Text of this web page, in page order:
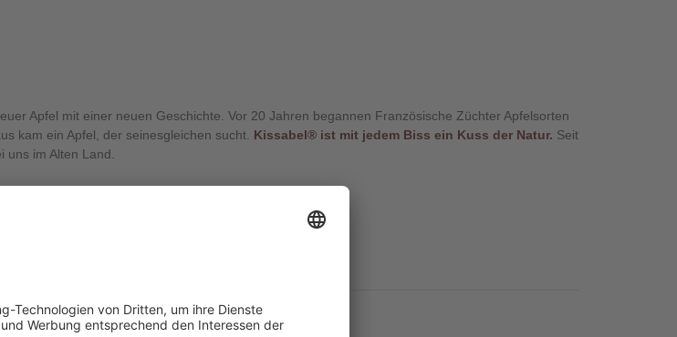
Apfel mit einer neuen Geschichte. Vor 20 Jahren begannen Französische Züchter Apfelsorten
kam ein Apfel, der seinesgleichen sucht. Kissabel® ist mit jedem Biss ein Kuss der Natur. Seit
im Alten Land.
PRODUKTE